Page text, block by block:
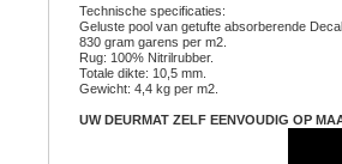
Technische specificaties:
Geluste pool van getufte absorberende
830 gram garens per m2.
Rug: 100% Nitrilrubber.
Totale dikte: 10,5 mm.
Gewicht: 4,4 kg per m2.
UW DEURMAT ZELF EENVOUDIG OP